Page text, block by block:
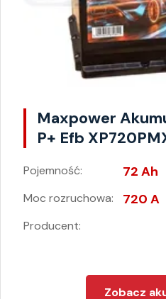
Maxpower
P+ Efb
Pojemność: 72 Ah
Moc rozruchowa: 720 A
Producent:
Zobacz